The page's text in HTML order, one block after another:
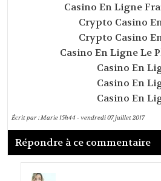
Casino En Ligne
Crypto Casino
Crypto Casino
Casino En Ligne Le
Casino En
Casino En
Casino En
Écrit par :Marie15h44-vendredi 07juillet 2017
Répondre à ce commentaire